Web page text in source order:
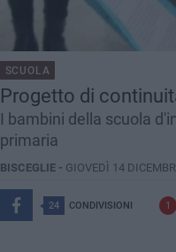
SCUOLA
Progetto di
I bambini della scuola
primaria
BISCEGLIE - GIOVEDÌ 14
24 CONDIVISIONI 1